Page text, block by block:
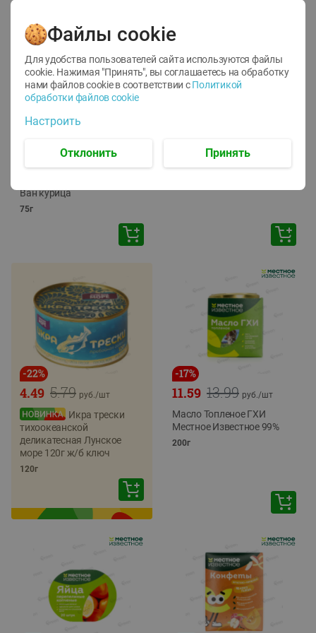
12
1.05 руб./
руб./шт
Корм влаж. для кош. с
Ван курица
75г
ТОФУ Vegetus ТВЕРДЫЙ
-22%
5.79
4.49 руб./шт
Икра трески
тихоокеанской
деликатесная Лунское
море 120г ж/б ключ
120г
-17%
13.99
11.59 руб./шт
Масло Топленое ГХИ
Местное Известное 99%
200г
Файлы cookie
Для удобства пользователей сайта используются файлы
cookie. Нажимая "Принять", вы соглашаетесь на обработку
нами файлов cookie в соответствии с Политикой
обработки файлов cookie
Настроить
Отклонить Принять